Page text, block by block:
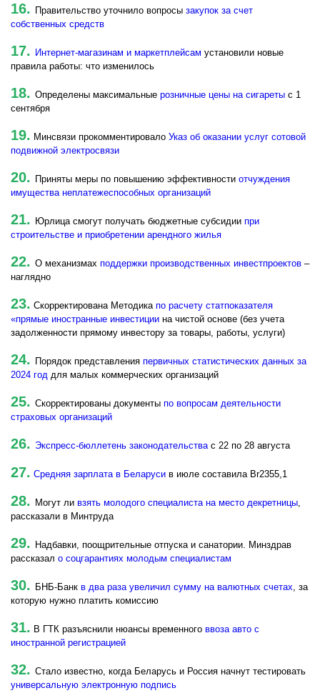
16. Правительство уточнило вопросы закупок за счет
собственных средств
17. Интернет-магазинам и маркетплейсам установили новые
правила работы: что изменилось
18. Определены максимальные розничные цены на сигареты с 1
сентября
19. Минсвязи прокомментировало Указ об оказании услуг сотовой
подвижной электросвязи
20. Приняты меры по повышению эффективности отчуждения
имущества неплатежеспособных организаций
21. Юрлица смогут получать бюджетные субсидии при
строительстве и приобретении арендного жилья
22. О механизмах поддержки производственных инвестпроектов –
наглядно
23. Скорректирована Методика по расчету статпоказателя
«прямые иностранные инвестиции на чистой основе (без учета
задолженности прямому инвестору за товары, работы, услуги)
24. Порядок представления первичных статистических данных за
2024 год для малых коммерческих организаций
25. Скорректированы документы по вопросам деятельности
страховых организаций
26. Экспресс-бюллетень законодательствас 22 по 28 августа
27. Средняя зарплата в Беларуси в июле составила Br2355,1
28. Могут ли взять молодого специалиста на место декретницы,
рассказали в Минтруда
29. Надбавки, поощрительные отпуска и санатории. Минздрав
рассказал о соцгарантиях молодым специалистам
30. БНБ-Банк в два раза увеличил сумму на валютных счетах, за
которую нужно платить комиссию
31. В ГТК разъяснили нюансы временного ввоза авто с
иностранной регистрацией
32. Стало известно, когда Беларусь и Россия начнут тестировать
универсальную электронную подпись